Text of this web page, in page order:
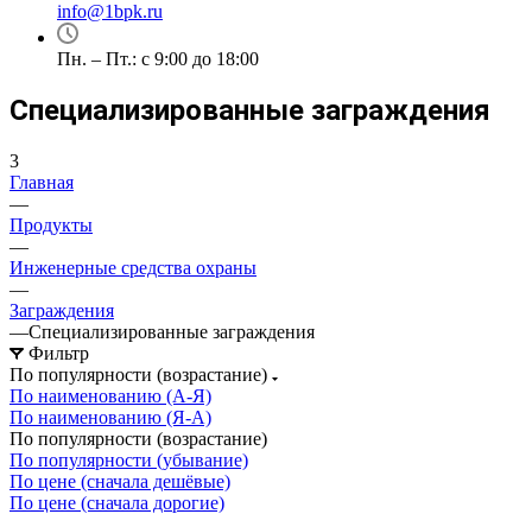
info@1bpk.ru
Пн. – Пт.: с 9:00 до 18:00
Специализированные заграждения
3
Главная
—
Продукты
—
Инженерные средства охраны
—
Заграждения
—Специализированные заграждения
Фильтр
По популярности (возрастание)
По наименованию (А-Я)
По наименованию (Я-А)
По популярности (возрастание)
По популярности (убывание)
По цене (сначала дешёвые)
По цене (сначала дорогие)